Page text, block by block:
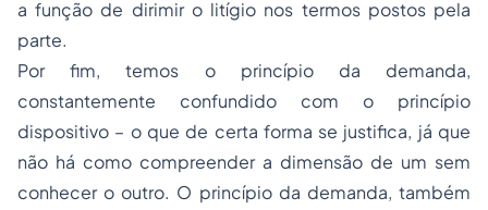
a função de dirimir o litígio nos termos postos pela
parte.
Por fim, temos o princípio da demanda,
constantemente confundido com o princípio
dispositivo – o que de certa forma se justifica, já que
não há como compreender a dimensão de um sem
conhecer o outro. O princípio da demanda, também